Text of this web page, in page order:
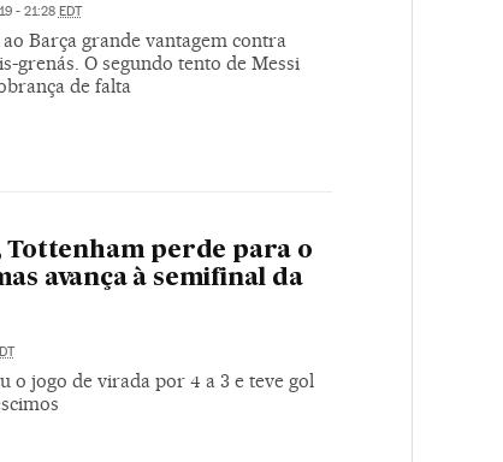
- 21:28 EDT
Barça grande vantagem contra
grenás. O segundo tento de Messi
de falta
Tottenham perde para o
avança à semifinal da
o jogo de virada por 4 a 3 e teve gol